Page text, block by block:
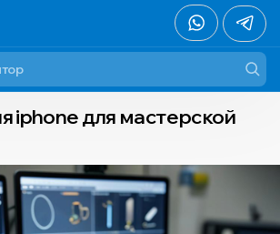
iphone для мастерской